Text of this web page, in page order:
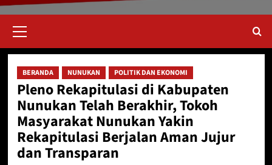
Menu
BERANDA NUNUKAN POLITIK DAN EKONOMI
Pleno Rekapitulasi di Kabupaten
Nunukan Telah Berakhir, Tokoh
Masyarakat Nunukan Yakin
Rekapitulasi Berjalan Aman Jujur
dan Transparan